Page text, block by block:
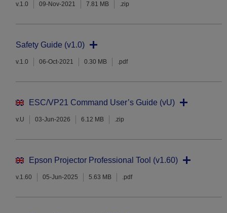
v.1.0 09-Nov-2021 7.81 MB .zip
Safety Guide (v1.0)
v.1.0 06-Oct-2021 0.30 MB .pdf
ESC/VP21 Command User’s Guide (vU)
v.U 03-Jun-2026 6.12 MB .zip
Epson Projector Professional Tool (v1.60)
v.1.60 05-Jun-2025 5.63 MB .pdf